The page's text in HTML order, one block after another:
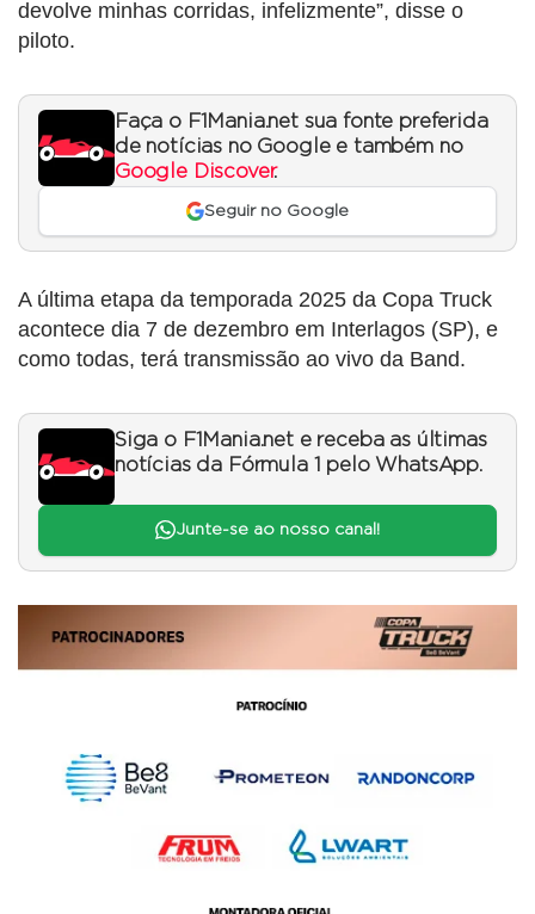
devolve minhas corridas, infelizmente”, disse o
piloto.
Faça o F1Mania.net sua fonte preferida
de notícias no Google e também no
Google Discover.
Seguir no Google
A última etapa da temporada 2025 da Copa Truck
acontece dia 7 de dezembro em Interlagos (SP), e
como todas, terá transmissão ao vivo da Band.
Siga o F1Mania.net e receba as últimas
notícias da Fórmula 1 pelo WhatsApp.
Junte-se ao nosso canal!